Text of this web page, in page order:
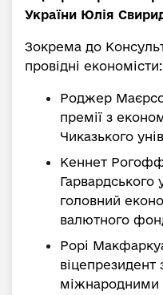
України Юлія
Зокрема до
провідні економісти:
Роджер
премії з
Чиказького
Кеннет
Гарвардського
головний
валютного
Рорі
віцепрезидент
міжнародними